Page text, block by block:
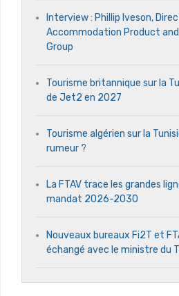
Interview : Phillip Iveson,
Accommodation Product and
Group
Tourisme britannique sur la
de Jet2 en 2027
Tourisme algérien sur la
rumeur ?
La FTAV trace les grandes
mandat 2026-2030
Nouveaux bureaux Fi2T et
échangé avec le ministre du